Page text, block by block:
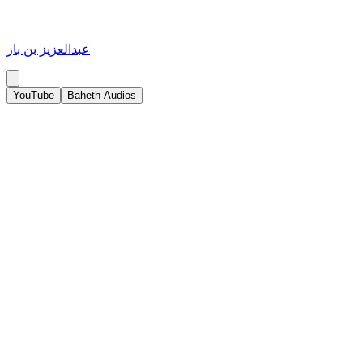
عبدالعزيز بن باز
YouTube Baheth Audios